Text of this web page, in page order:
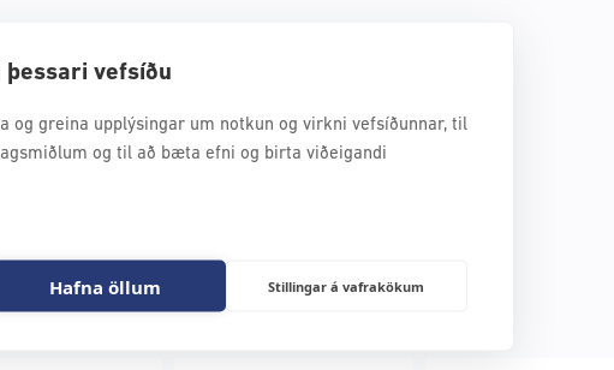
vefsíðu
og greina upplýsingar um notkun og virkni vefsíðunnar, til
og til að bæta efni og birta viðeigandi
Hafna öllum Stillingar á vafrakökum